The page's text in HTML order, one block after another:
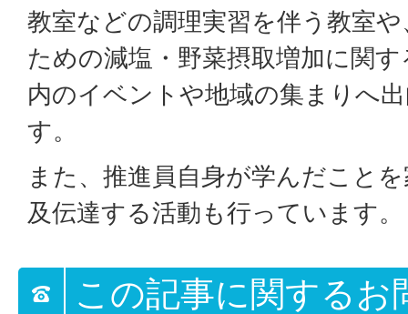
教室などの調理実習を伴う教室
ための減塩・野菜摂取増加に関
内のイベントや地域の集まりへ
す。
また、推進員自身が学んだこと
及伝達する活動も行っています。
この記事に関するお